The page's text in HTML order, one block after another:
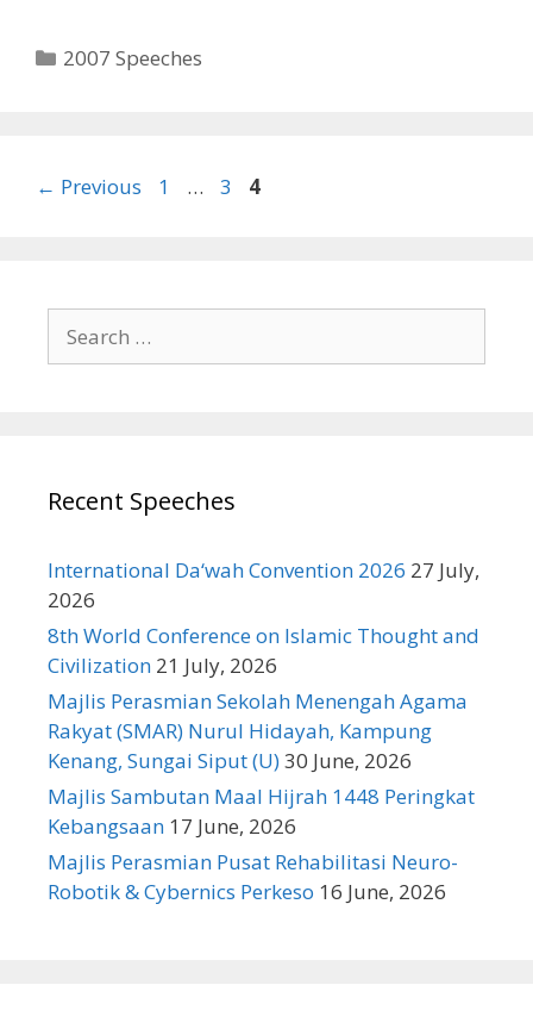
Categories
2007 Speeches
← Previous Page
1 … Page
3 Page
4
for:
Recent Speeches
International Da‘wah Convention 2026 27 July,
2026
8th World Conference on Islamic Thought and
Civilization 21 July, 2026
Majlis Perasmian Sekolah Menengah Agama
Rakyat (SMAR) Nurul Hidayah, Kampung
Kenang, Sungai Siput (U)30 June, 2026
Majlis Sambutan Maal Hijrah 1448 Peringkat
Kebangsaan 17 June, 2026
Majlis Perasmian Pusat Rehabilitasi Neuro-
Robotik & Cybernics Perkeso 16 June, 2026